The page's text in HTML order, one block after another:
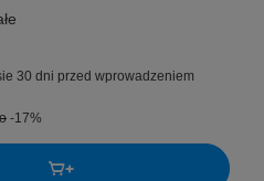
30 dni przed wprowadzeniem
-17%